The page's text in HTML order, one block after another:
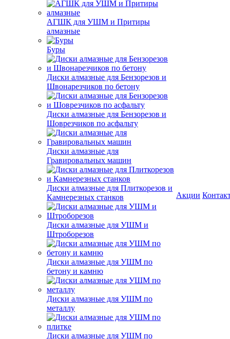
АГШК для УШМ и Притиры
алмазные
Буры
Диски алмазные для Бензорезов и
Швонарезчиков по бетону
Диски алмазные для Бензорезов и
Шоврезчиков по асфальту
Диски алмазные для
Гравировальных машин
Диски алмазные для Плиткорезов и
Камнерезных станков
Диски алмазные для УШМ и
Штроборезов
Диски алмазные для УШМ по
бетону и камню
Диски алмазные для УШМ по
металлу
Диски алмазные для УШМ по
Акции